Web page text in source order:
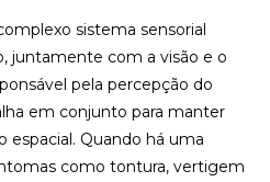
sistema sensorial
juntamente com a visão e o
pela percepção do
em conjunto para manter
espacial. Quando há uma
como tontura, vertigem